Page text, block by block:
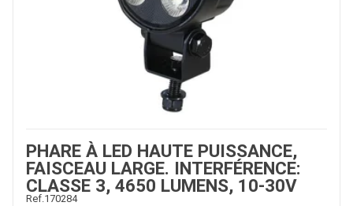
PHARE À LED HAUTE PUISSANCE,
FAISCEAU LARGE. INTERFÉRENCE:
CLASSE 3, 4650 LUMENS, 10-30V
Ref.170284